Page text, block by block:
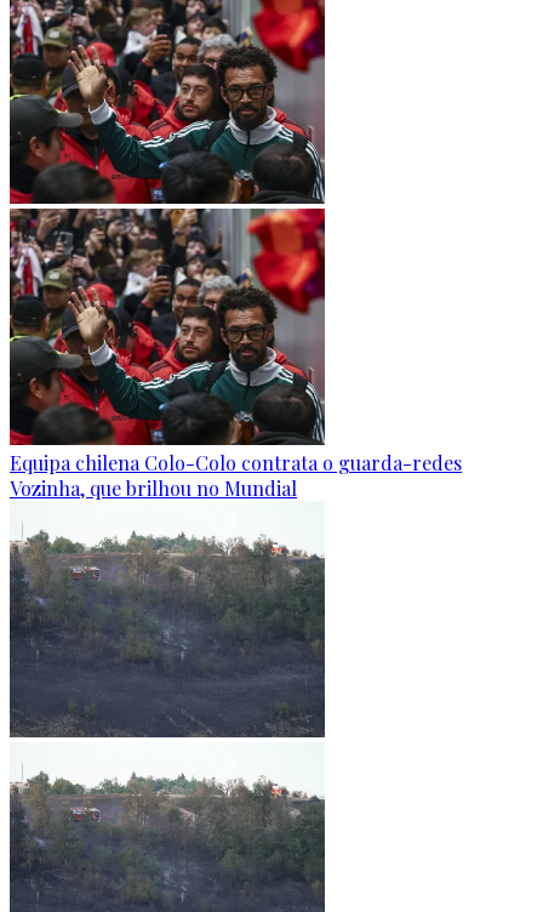
Equipa chilena Colo-Colo contrata o guarda-redes
Vozinha, que brilhou no Mundial